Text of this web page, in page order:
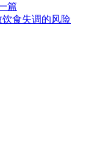
篇
食失调的风险